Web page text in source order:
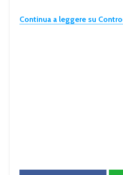
Continua a leggere su